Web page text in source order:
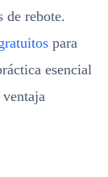
de rebote.
para
esencial